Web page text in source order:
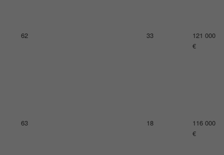
65 13
111 000
€
67 23
110 000
€